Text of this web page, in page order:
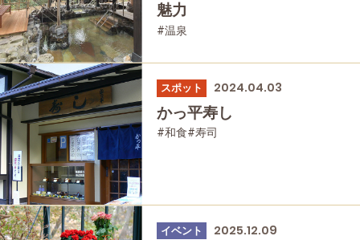
魅力
#温泉
スポット 2024.04.03
かっ平寿し
#和食#寿司
イベント 2025.12.09